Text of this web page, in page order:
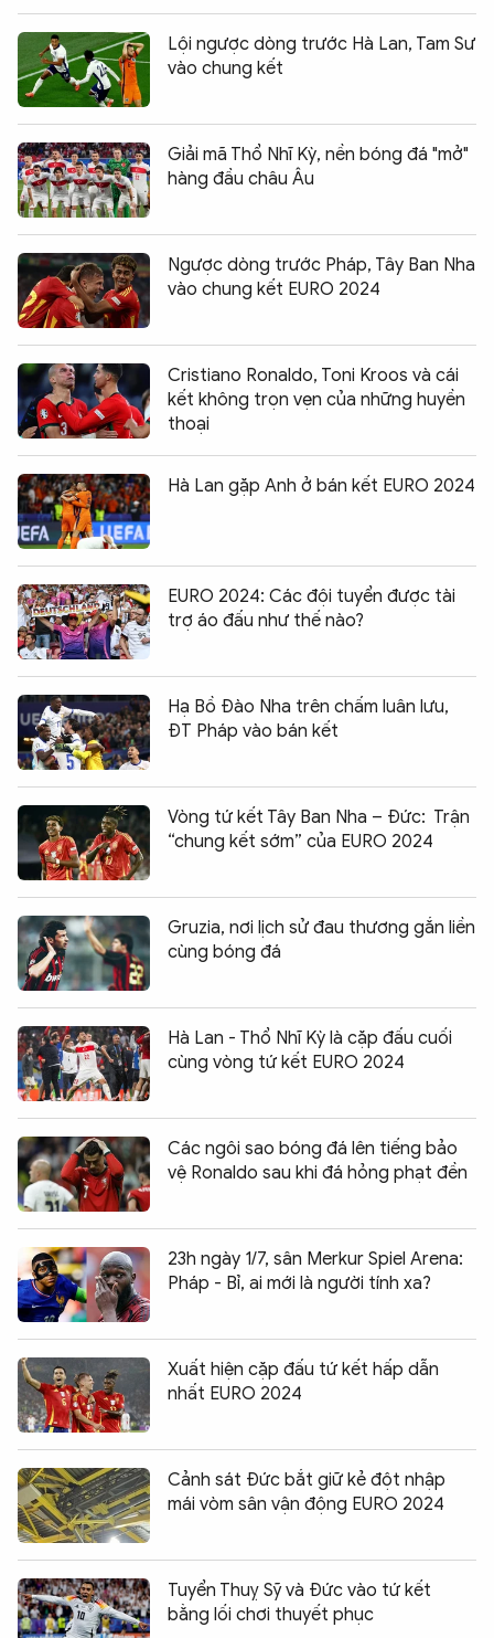
Lội ngược dòng trước Hà Lan, Tam Sư
vào chung kết
Giải mã Thổ Nhĩ Kỳ, nền bóng đá "mở"
hàng đầu châu Âu
Ngược dòng trước Pháp, Tây Ban Nha
vào chung kết EURO 2024
Cristiano Ronaldo, Toni Kroos và cái
kết không trọn vẹn của những huyền
thoại
Hà Lan gặp Anh ở bán kết EURO 2024
EURO 2024: Các đội tuyển được tài
trợ áo đấu như thế nào?
Hạ Bồ Đào Nha trên chấm luân lưu,
ĐT Pháp vào bán kết
Vòng tứ kết Tây Ban Nha – Đức: Trận
“chung kết sớm” của EURO 2024
Gruzia, nơi lịch sử đau thương gắn liền
cùng bóng đá
Hà Lan - Thổ Nhĩ Kỳ là cặp đấu cuối
cùng vòng tứ kết EURO 2024
Các ngôi sao bóng đá lên tiếng bảo
vệ Ronaldo sau khi đá hỏng phạt đền
23h ngày 1/7, sân Merkur Spiel Arena:
Pháp - Bỉ, ai mới là người tính xa?
Xuất hiện cặp đấu tứ kết hấp dẫn
nhất EURO 2024
Cảnh sát Đức bắt giữ kẻ đột nhập
mái vòm sân vận động EURO 2024
Tuyển Thuỵ Sỹ và Đức vào tứ kết
bằng lối chơi thuyết phục